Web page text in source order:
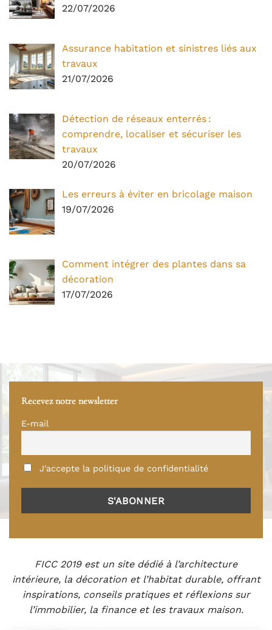
22/07/2026
Assurance habitation et sinistres liés aux
travaux
21/07/2026
Détection de réseaux enterrés :
comprendre, localiser et sécuriser les
travaux
20/07/2026
Les erreurs à éviter en bricolage maison
19/07/2026
Comment intégrer des plantes dans sa
décoration
17/07/2026
Recevez notre newsletter
E-mail
J'accepte la politique de confidentialité
FICC 2019 est un site dédié à l’architecture
intérieure, la décoration et l’habitat durable, offrant
inspirations, conseils pratiques et réflexions sur
l’immobilier, la finance et les travaux maison.